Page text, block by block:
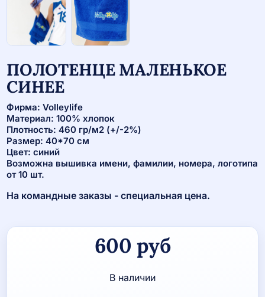
ПОЛОТЕНЦЕ МАЛЕНЬКОЕ
СИНЕЕ
Фирма: Volleylife
Материал: 100% хлопок
Плотность: 460 гр/м2 (+/-2%)
Размер: 40*70 см
Цвет: синий
Возможна вышивка имени, фамилии, номера, логотипа
от 10 шт.
На командные заказы - специальная цена.
600руб
В наличии